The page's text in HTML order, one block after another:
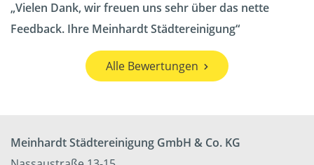
Vielen Dank, wir freuen uns sehr über das nette
Feedback. Ihre Meinhardt Städtereinigung
Alle Bewertungen
Meinhardt Städtereinigung GmbH & Co. KG